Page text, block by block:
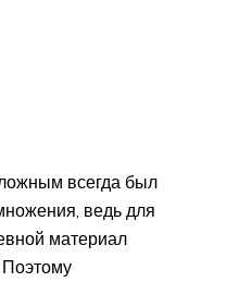
всегда был
ведь для
материал
Поэтому